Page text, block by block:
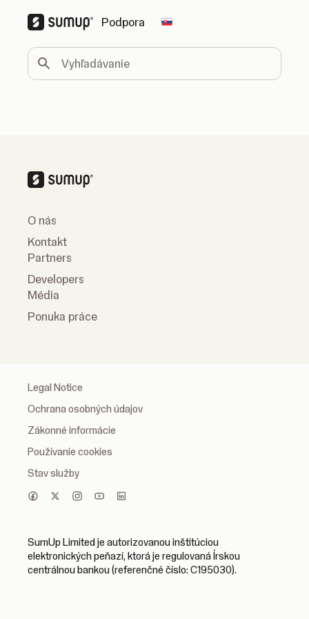
Podpora Change country
Vyhľadávanie
O nás
Kontakt
Partners
Developers
Média
Ponuka práce
Legal Notice
Ochrana osobných údajov
Zákonné informácie
Používanie cookies
Stav služby
SumUp Limited je autorizovanou inštitúciou
elektronických peňazí, ktorá je regulovaná Írskou
centrálnou bankou (referenčné číslo: C195030).